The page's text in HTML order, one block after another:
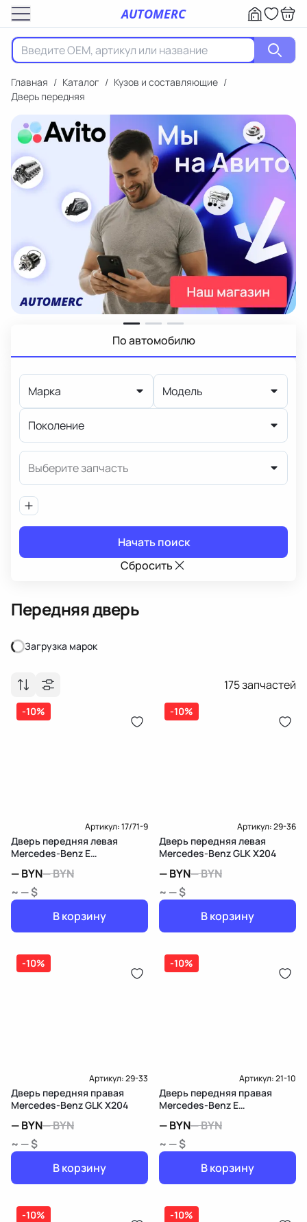
AUTOMERC
Главная / Каталог / Кузов и составляющие /
Дверь передняя
По автомобилю
Марка Модель
Поколение
Выберите запчасть
Начать поиск
Сбросить
Передняя дверь
Загрузка марок
Загрузка марок
175запчастей
-10%
Артикул:17/71-9
Дверь передняя левая
Mercedes-Benz E
—BYN—BYN
~ — $
В корзину
-10%
Артикул:29-36
Дверь передняя левая
Mercedes-Benz GLK X204
—BYN—BYN
~ — $
В корзину
-10%
Артикул:29-33
Дверь передняя правая
Mercedes-Benz GLK X204
—BYN—BYN
~ — $
В корзину
-10%
Артикул:21-10
Дверь передняя правая
Mercedes-Benz E
—BYN—BYN
~ — $
В корзину
-10% -10%